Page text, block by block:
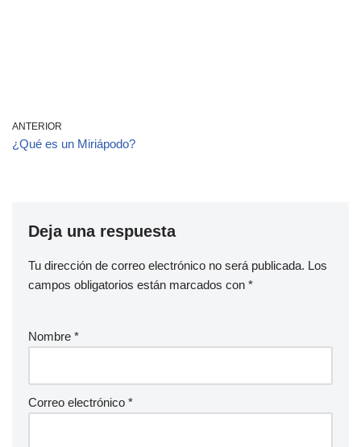
ANTERIOR
¿Qué es un Miriápodo?
Deja una respuesta
Tu dirección de correo electrónico no será publicada. Los
campos obligatorios están marcados con *
Nombre *
Correo electrónico *